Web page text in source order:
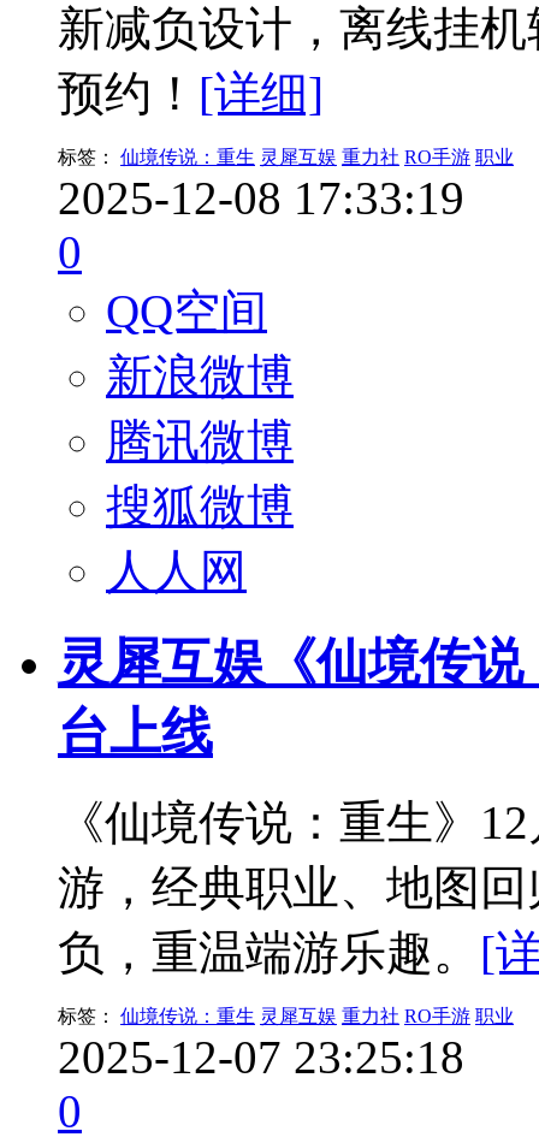
新减负设计，离线挂
预约！ [详细]
标签： 仙境传说：重生 灵犀互娱 重力社 RO手游 职业
2025-12-08 17:33:19
0
QQ空间
新浪微博
腾讯微博
搜狐微博
人人网
灵犀互娱《仙境传
台上线
《仙境传说：重生》
游，经典职业、地图
负，重温端游乐趣。 [
标签： 仙境传说：重生 灵犀互娱 重力社 RO手游 职业
2025-12-07 23:25:18
0